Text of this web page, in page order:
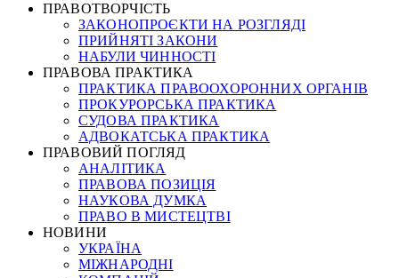
ПРАВОТВОРЧІСТЬ
ЗАКОНОПРОЄКТИ НА РОЗГЛЯДІ
ПРИЙНЯТІ ЗАКОНИ
НАБУЛИ ЧИННОСТІ
ПРАВОВА ПРАКТИКА
ПРАКТИКА ПРАВООХОРОННИХ ОРГАНІВ
ПРОКУРОРСЬКА ПРАКТИКА
СУДОВА ПРАКТИКА
АДВОКАТСЬКА ПРАКТИКА
ПРАВОВИЙ ПОГЛЯД
АНАЛІТИКА
ПРАВОВА ПОЗИЦІЯ
НАУКОВА ДУМКА
ПРАВО В МИСТЕЦТВІ
НОВИНИ
УКРАЇНА
МІЖНАРОДНІ